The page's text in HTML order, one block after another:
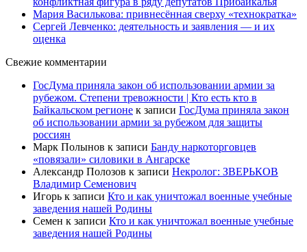
Мария Василькова: привнесённая сверху «технократка»
Сергей Левченко: деятельность и заявления — и их
оценка
Свежие комментарии
ГосДума приняла закон об использовании армии за
рубежом. Степени тревожности | Кто есть кто в
Байкальском регионе к записи ГосДума приняла закон
об использовании армии за рубежом для защиты
россиян
Марк Полынов к записи Банду наркоторговцев
«повязали» силовики в Ангарске
Александр Полозов к записи Некролог: ЗВЕРЬКОВ
Владимир Семенович
Игорь к записи Кто и как уничтожал военные учебные
заведения нашей Родины
Семен к записи Кто и как уничтожал военные учебные
заведения нашей Родины